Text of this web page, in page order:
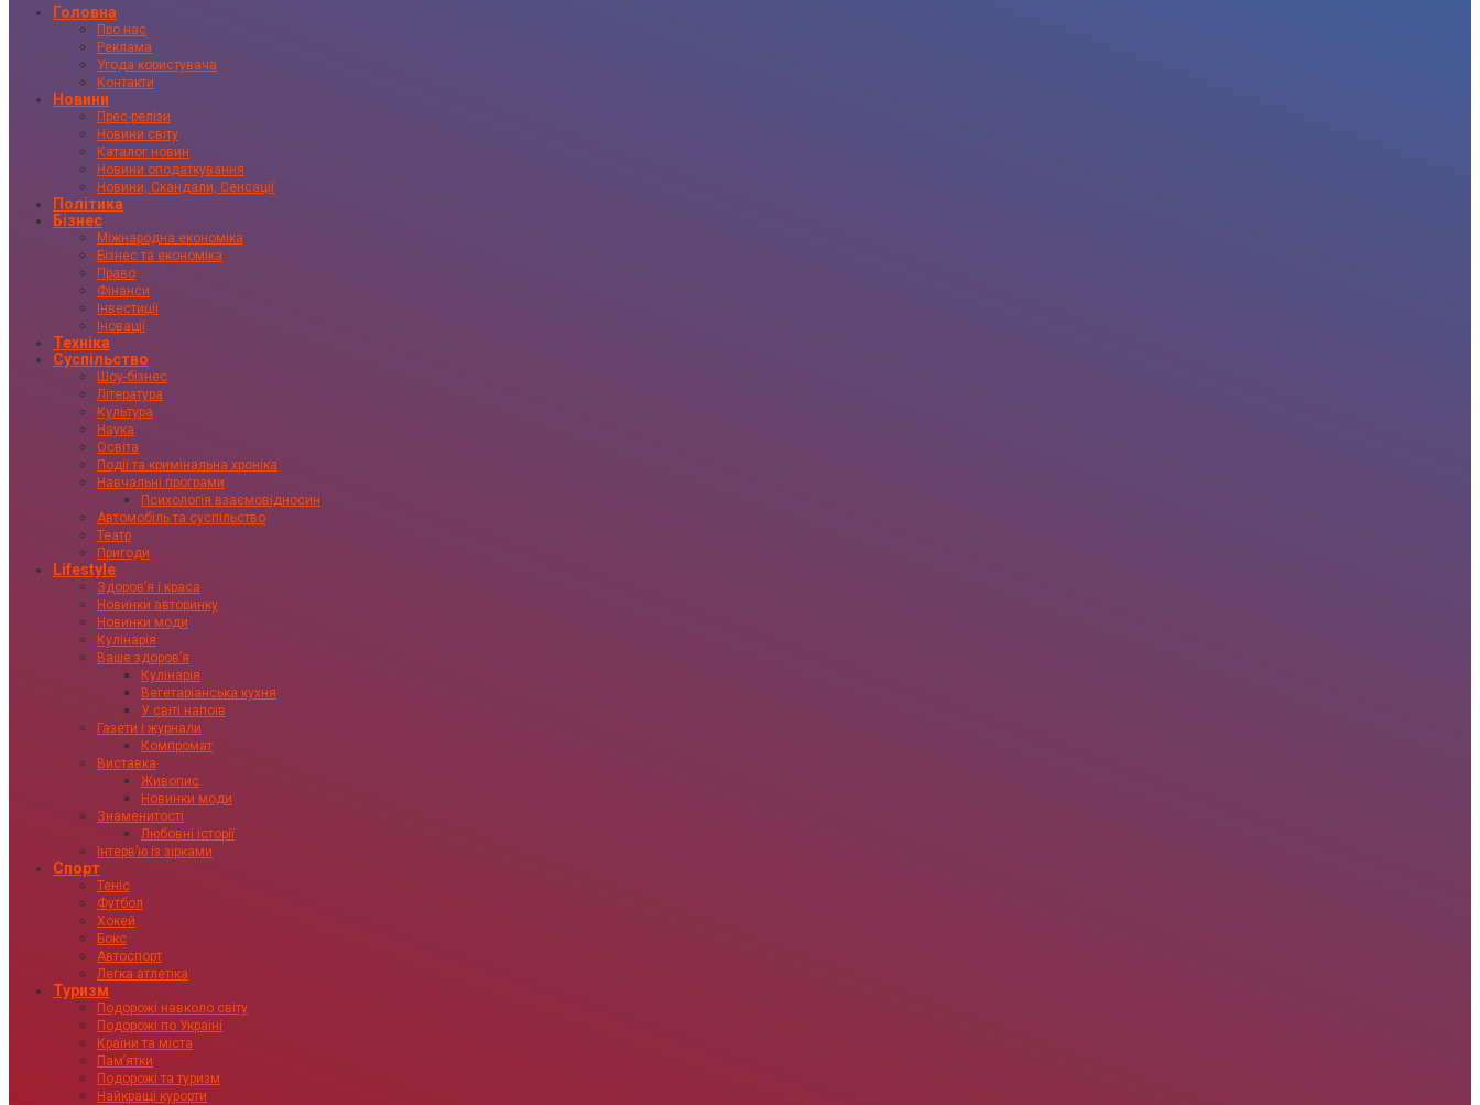
Головна
Про нас
Реклама
Угода користувача
Контакти
Новини
Прес-релізи
Новини світу
Каталог новин
Новини оподаткування
Новини, Скандали, Сенсації
Політика
Бізнес
Міжнародна економіка
Бізнес та економіка
Право
Фінанси
Інвестиції
Іновації
Техніка
Суспільство
Шоу-бізнес
Література
Культура
Наука
Освіта
Події та кримінальна хроніка
Навчальні програми
Психологія взаємовідносин
Автомобіль та суспільство
Театр
Пригоди
Lifestyle
Здоровʼя і краса
Новинки авторинку
Новинки моди
Кулінарія
Ваше здоровʼя
Кулінарія
Вегетаріанська кухня
У світі напоїв
Газети і журнали
Компромат
Виставка
Живопис
Новинки моди
Знаменитості
Любовні історії
Інтервʼю із зірками
Спорт
Теніс
Футбол
Хокей
Бокс
Автоспорт
Легка атлетіка
Туризм
Подорожі навколо світу
Подорожі по Україні
Країни та міста
Пам’ятки
Подорожі та туризм
Найкращі курорти